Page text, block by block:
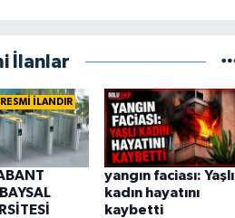
İlanlar
RESMİ İLANDIR
yangın faciası: Yaşlı
kadın hayatını
kaybetti